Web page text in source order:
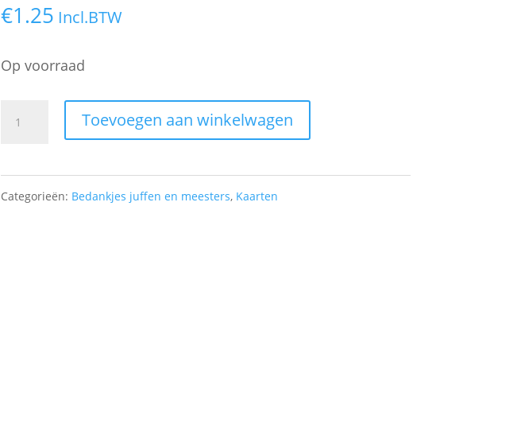
€1.25 Incl.BTW
Op voorraad
Juf
Toevoegen aan winkelwagen
Categorieën: Bedankjes juffen en meesters, Kaarten